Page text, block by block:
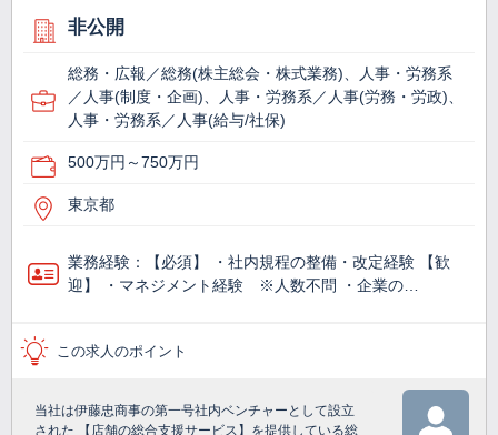
非公開
総務・広報／総務(株主総会・株式業務)、人事・労務系
／人事(制度・企画)、人事・労務系／人事(労務・労政)、
人事・労務系／人事(給与/社保)
500万円～750万円
東京都
業務経験：【必須】 ・社内規程の整備・改定経験 【歓
迎】 ・マネジメント経験 ※人数不問 ・企業の…
この求人のポイント
当社は伊藤忠商事の第一号社内ベンチャーとして設立
された 【店舗の総合支援サービス】を提供している総